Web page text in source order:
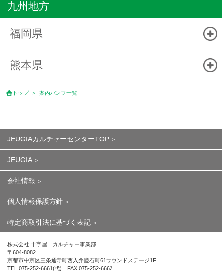
九州地方
福岡県
熊本県
トップ 案内パンフ一覧
JEUGIAカルチャーセンターTOP
JEUGIA
会社情報
個人情報保護方針
特定商取引法に基づく表記
株式会社 十字屋 カルチャー事業部
〒604-8082
京都市中京区三条通寺町西入弁慶石町61サウンドステージ1F
TEL.075-252-6661(代) FAX.075-252-6662